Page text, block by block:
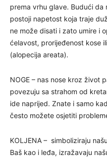
prema vrhu glave. Budući da
postoji napetost koja traje
ne može disati i zato umire i
ćelavost, prorijeđenost kose
(alopecija areata).
NOGE – nas nose kroz život
povezuju sa strahom od
ide naprijed. Znate i samo
često možete osjetiti
KOLJENA – simboliziraju
Baš kao i leđa, izražavaju